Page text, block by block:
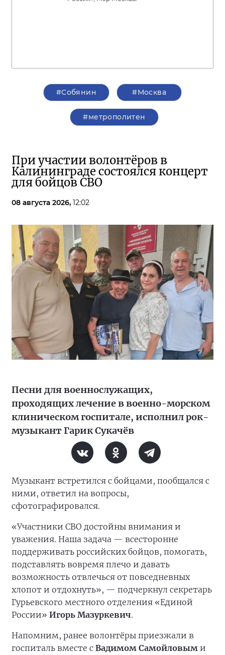
#Собянин #Москва
#метрополитен
При участии волонтёров в
Калининграде состоялся концерт
для бойцов СВО
08 августа 2026, 12:02
Песни для военнослужащих,
проходящих лечение в военно-морском
клиническом госпитале, исполнил рок-
музыкант Гарик Сукачёв
Музыкант встретился с бойцами, пообщался с
ними, ответил на вопросы,
сфотографировался.
«Участники СВО достойны внимания и
уважения. Наша задача — всесторонне
поддерживать российских бойцов, помогать,
подставлять вовремя плечо и давать
возможность отвлечься от повседневных
хлопот и отдохнуть», — подчеркнул секретарь
Гурьевского местного отделения «Единой
России» Игорь Мазуркевич.
Напомним, ранее волонтёры приезжали в
госпиталь вместе с Вадимом Самойловым и